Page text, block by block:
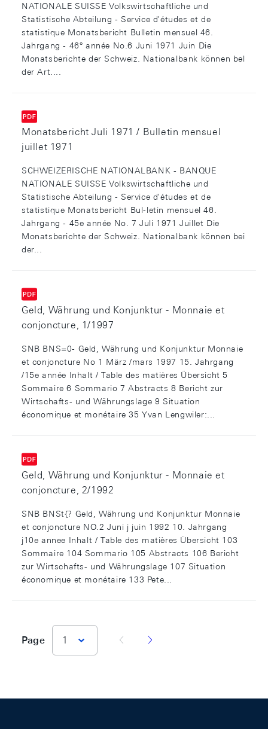
NATIONALE SUISSE Volkswirtschaftliche und
Statistische Abteilung - Service d'études et de
statistique Monatsbericht Bulletin mensuel 46.
Jahrgang - 46° année No.6 Juni 1971 Juin Die
Monatsberichte der Schweiz. Nationalbank können bel
der Art....
Monatsbericht Juli 1971 / Bulletin mensuel
juillet 1971
SCHWEIZERISCHE NATIONALBANK - BANQUE
NATIONALE SUISSE Volkswirtschaftliche und
Statistische Abteilung - Service d'études et de
statistique Monatsbericht Bul-letin mensuel 46.
Jahrgang - 45e année No. 7 Juli 1971 Juillet Die
Monatsberichte der Schweiz. Nationalbank können bei
der...
Geld, Währung und Konjunktur - Monnaie et
conjoncture, 1/1997
SNB BNS=0- Geld, Währung und Konjunktur Monnaie
et conjoncture No 1 März /mars 1997 15. Jahrgang
/15e année Inhalt / Table des matières Übersicht 5
Sommaire 6 Sommario 7 Abstracts 8 Bericht zur
Wirtschafts- und Währungslage 9 Situation
économique et monétaire 35 Yvan Lengwiler:...
Geld, Währung und Konjunktur - Monnaie et
conjoncture, 2/1992
SNB BNSt{? Geld, Währung und Konjunktur Monnaie
et conjoncture NO.2 Juni j juin 1992 10. Jahrgang
j10e annee Inhalt / Table des matières Übersicht 103
Sommaire 104 Sommario 105 Abstracts 106 Bericht
zur Wirtschafts- und Währungslage 107 Situation
économique et monétaire 133 Pete...
Page 1 vorherige Seite
nächste Seite